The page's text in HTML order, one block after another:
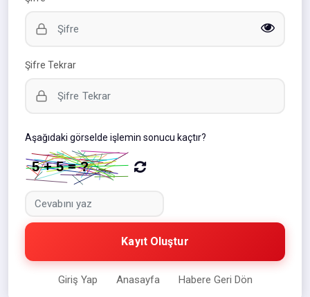
Şifre Tekrar
Aşağıdaki görselde işlemin sonucu kaçtır?
Kayıt Oluştur
Giriş Yap Anasayfa Habere Geri Dön